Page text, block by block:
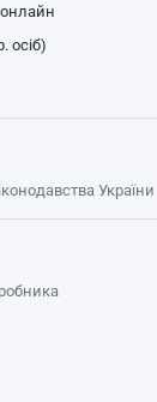
осіб)
України